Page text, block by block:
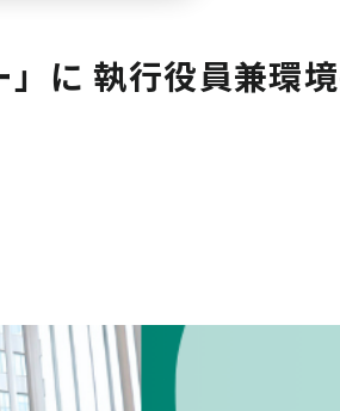
」に 執行役員兼環